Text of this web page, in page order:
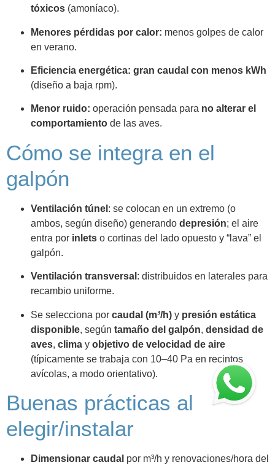
tóxicos (amoníaco).
Menores pérdidas por calor: menos golpes de calor
en verano.
Eficiencia energética: gran caudal con menos kWh
(diseño a baja rpm).
Menor ruido: operación pensada para no alterar el
comportamiento de las aves.
Cómo se integra en el
galpón
Ventilación túnel : se colocan en un extremo (o
ambos, según diseño) generando depresión; el aire
entra por inlets o cortinas del lado opuesto y “lava” el
galpón.
Ventilación transversal : distribuidos en laterales para
recambio uniforme.
Se selecciona por caudal (m³/h) y presión estática
disponible, según tamaño del galpón, densidad de
aves, clima y objetivo de velocidad de aire
(típicamente se trabaja con 10–40 Pa en recintos
avícolas, a modo orientativo).
Buenas prácticas al
elegir/instalar
Dimensionar caudal por m³/h y renovaciones/hora del